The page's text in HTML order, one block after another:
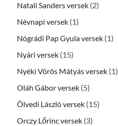
Natali Sanders versek (2)
Névnapi versek (1)
Nógrádi Pap Gyula versek (1)
Nyári versek (15)
Nyéki Vörös Mátyás versek (1)
Oláh Gábor versek (5)
Ölvedi László versek (15)
Orczy Lőrinc versek (3)